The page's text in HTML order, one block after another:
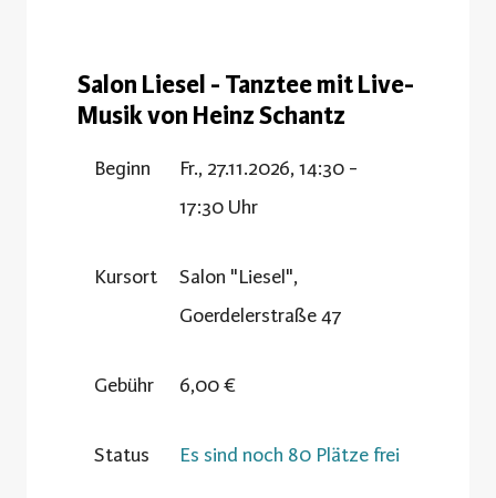
Salon Liesel - Tanztee mit Live-
Musik von Heinz Schantz
Beginn
Fr., 27.11.2026, 14:30 -
17:30 Uhr
Kursort
Salon "Liesel",
Goerdelerstraße 47
Gebühr 6,00 €
Status Es sind noch 80 Plätze frei